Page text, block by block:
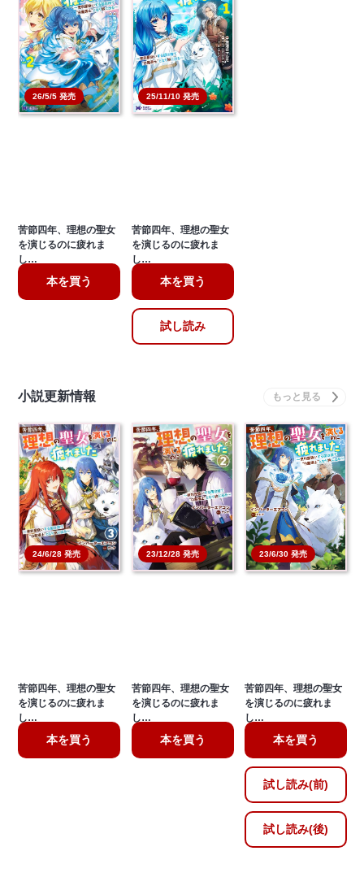
26/5/5 発売
苦節四年、理想の聖女
を演じるのに疲れま
し…
本を買う
25/11/10 発売
苦節四年、理想の聖女
を演じるのに疲れま
し…
本を買う
試し読み
小説更新情報
24/6/28 発売
苦節四年、理想の聖女
を演じるのに疲れま
し…
本を買う
23/12/28 発売
苦節四年、理想の聖女
を演じるのに疲れま
し…
本を買う
23/6/30 発売
苦節四年、理想の聖女
を演じるのに疲れま
し…
本を買う
試し読み(前)
試し読み(後)